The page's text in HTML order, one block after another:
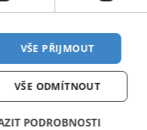
Syslová všechno
že má Dana Syslová
je jí oporou. Ale je to
dnech čím dál
mluví o svém odchodu. Dohnala ji
VŠE PŘIJMOUT
VŠE ODMÍTNOUT
PODROBNOSTI